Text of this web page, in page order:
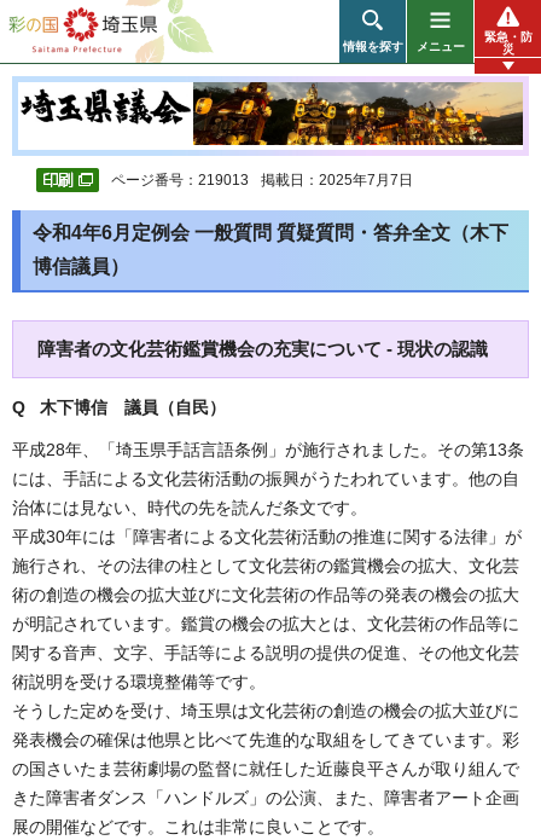
彩の国 埼玉県
情報を探す メニュー
緊急・防
災
ページ番号：219013 掲載日：2025年7月7日
令和4年6月定例会 一般質問 質疑質問・答弁全文（木下
博信議員）
障害者の文化芸術鑑賞機会の充実について - 現状の認識
Q 木下博信 議員（自民）
平成28年、「埼玉県手話言語条例」が施行されました。その第13条
には、手話による文化芸術活動の振興がうたわれています。他の自
治体には見ない、時代の先を読んだ条文です。
平成30年には「障害者による文化芸術活動の推進に関する法律」が
施行され、その法律の柱として文化芸術の鑑賞機会の拡大、文化芸
術の創造の機会の拡大並びに文化芸術の作品等の発表の機会の拡大
が明記されています。鑑賞の機会の拡大とは、文化芸術の作品等に
関する音声、文字、手話等による説明の提供の促進、その他文化芸
術説明を受ける環境整備等です。
そうした定めを受け、埼玉県は文化芸術の創造の機会の拡大並びに
発表機会の確保は他県と比べて先進的な取組をしてきています。彩
の国さいたま芸術劇場の監督に就任した近藤良平さんが取り組んで
きた障害者ダンス「ハンドルズ」の公演、また、障害者アート企画
展の開催などです。これは非常に良いことです。